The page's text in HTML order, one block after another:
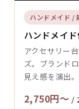
ハンドメイド /
ハンドメイ
アクセサリー
ズ。ブランド
見え感を演出。
2,750円〜 /